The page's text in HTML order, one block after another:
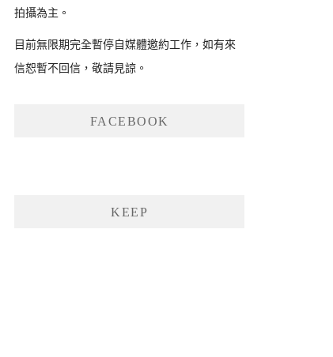
拍攝為主。
目前無限期完全暫停自媒體邀約工作，如有來
信恕暫不回信，敬請見諒。
FACEBOOK
KEEP